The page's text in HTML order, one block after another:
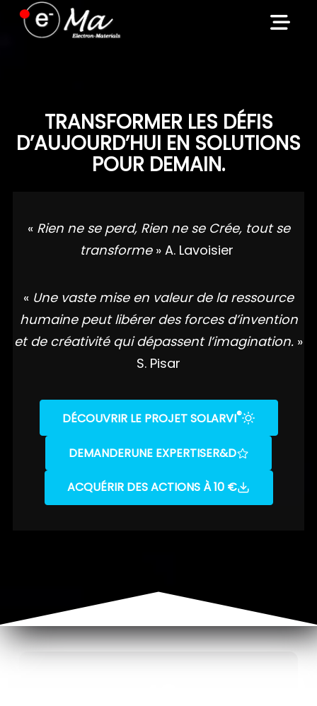
Skip
TRANSFORMER LES DÉFIS
D’AUJOURD’HUI EN SOLUTIONS
POUR DEMAIN.
« Rien ne se perd, Rien ne se Crée, tout se
transforme » A. Lavoisier
« Une vaste mise en valeur de la ressource
humaine peut libérer des forces d’invention
et de créativité qui dépassent l’imagination. »
S. Pisar
DÉCOUVRIR LE PROJET SOLARVI®
DEMANDERUNE EXPERTISER&D
ACQUÉRIR DES ACTIONS À 10 €